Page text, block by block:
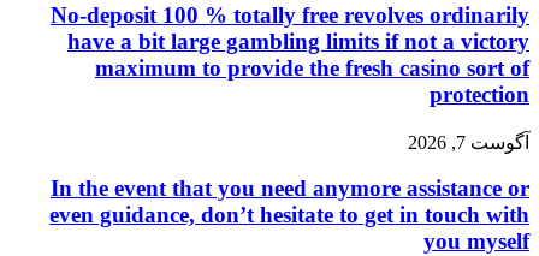
No-deposit 100 % totally free revolves ordinarily
have a bit large gambling limits if not a victory
maximum to provide the fresh casino sort of
protection
آگوست 7, 2026
In the event that you need anymore assistance or
even guidance, don’t hesitate to get in touch with
you myself